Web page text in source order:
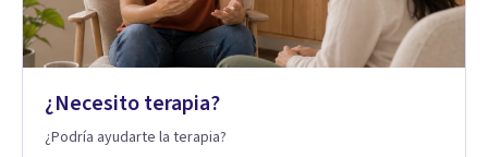
¿Necesito terapia?
¿Podría ayudarte la terapia?